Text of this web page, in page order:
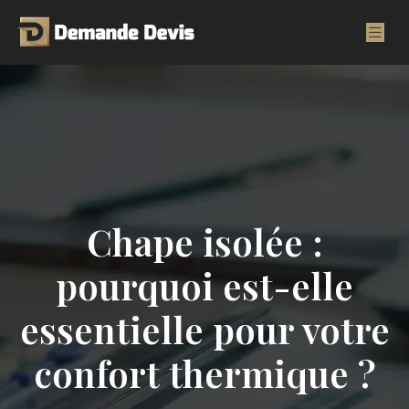
Chape isolée :
pourquoi est-elle
essentielle pour votre
confort thermique ?